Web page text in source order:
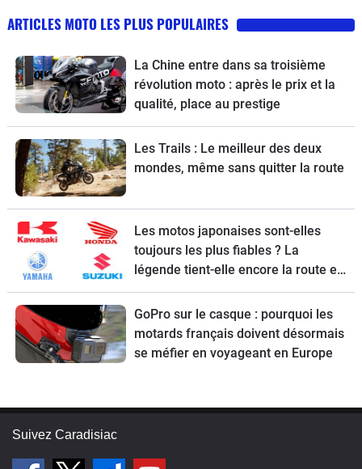
ARTICLES MOTO LES PLUS POPULAIRES
La Chine entre dans sa troisième
révolution moto : après le prix et la
qualité, place au prestige
Les Trails : Le meilleur des deux
mondes, même sans quitter la route
Les motos japonaises sont-elles
toujours les plus fiables ? La
légende tient-elle encore la route en
2026 ?
GoPro sur le casque : pourquoi les
motards français doivent désormais
se méfier en voyageant en Europe
Suivez Caradisiac